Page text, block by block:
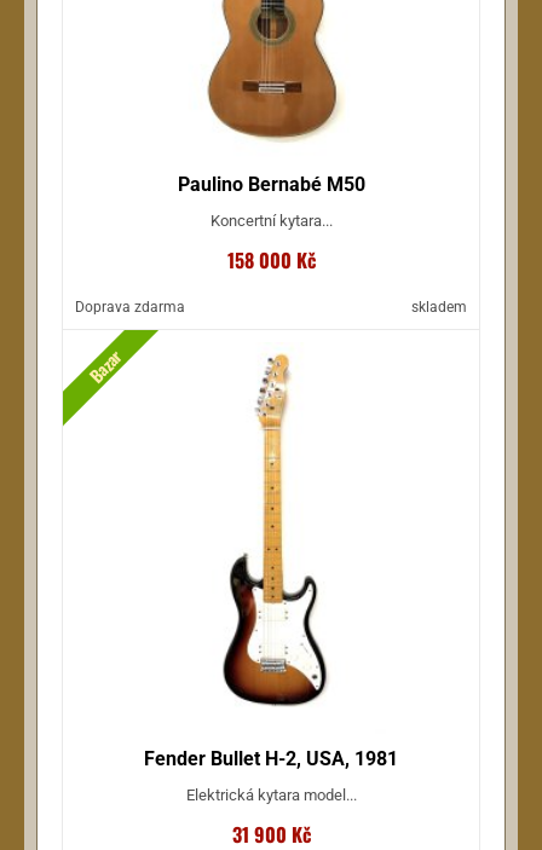
Paulino Bernabé M50
Koncertní kytara...
158 000 Kč
Doprava zdarma skladem
Fender Bullet H-2, USA, 1981
Elektrická kytara model...
31 900 Kč
Bazar